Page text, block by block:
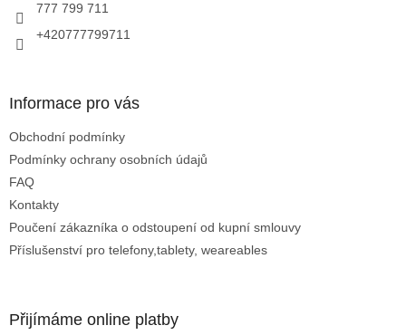
777 799 711
+420777799711
Informace pro vás
Obchodní podmínky
Podmínky ochrany osobních údajů
FAQ
Kontakty
Poučení zákazníka o odstoupení od kupní smlouvy
Příslušenství pro telefony,tablety, weareables
Přijímáme online platby